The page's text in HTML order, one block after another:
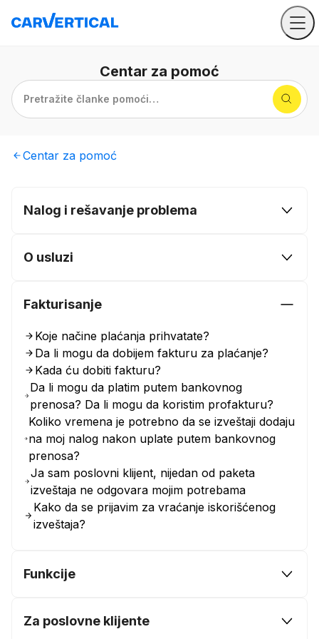
Centar za pomoć
Pretražite članke pomoći…
Centar za pomoć
Nalog i rešavanje problema
O usluzi
Fakturisanje
Koje načine plaćanja prihvatate?
Da li mogu da dobijem fakturu za plaćanje?
Kada ću dobiti fakturu?
Da li mogu da platim putem bankovnog
prenosa? Da li mogu da koristim profakturu?
Koliko vremena je potrebno da se izveštaji dodaju
na moj nalog nakon uplate putem bankovnog
prenosa?
Ja sam poslovni klijent, nijedan od paketa
izveštaja ne odgovara mojim potrebama
Kako da se prijavim za vraćanje iskorišćenog
izveštaja?
Funkcije
Za poslovne klijente